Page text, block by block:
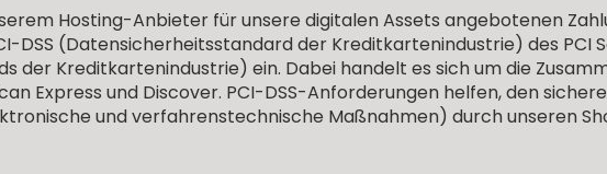
Hosting-Anbieter für unsere digitalen Assets angebotenen
DSS (Datensicherheitsstandard der Kreditkartenindustrie) des PCI
der Kreditkartenindustrie) ein. Dabei handelt es sich um die
Express und Discover. PCI-DSS-Anforderungen helfen, den
und verfahrenstechnische Maßnahmen) durch unseren